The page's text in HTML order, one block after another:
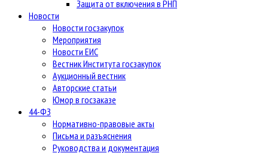
Защита от включения в РНП
Новости
Новости госзакупок
Мероприятия
Новости ЕИС
Вестник Института госзакупок
Аукционный вестник
Авторские статьи
Юмор в госзаказе
44-ФЗ
Нормативно-правовые акты
Письма и разъяснения
Руководства и документация